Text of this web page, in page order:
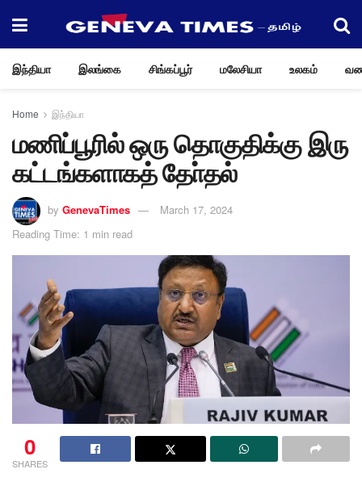
இந்தியா இலங்கை சிங்கப்பூர் மலேசியா உலகம்
Home இந்தியா
மணிப்பூரில் ஒரு தொகுதிக்கு இரு
கட்டங்களாகத் தோ்தல்
by GenevaTimes
March 17, 2024
Reading Time: 1 min read
0
SHARES